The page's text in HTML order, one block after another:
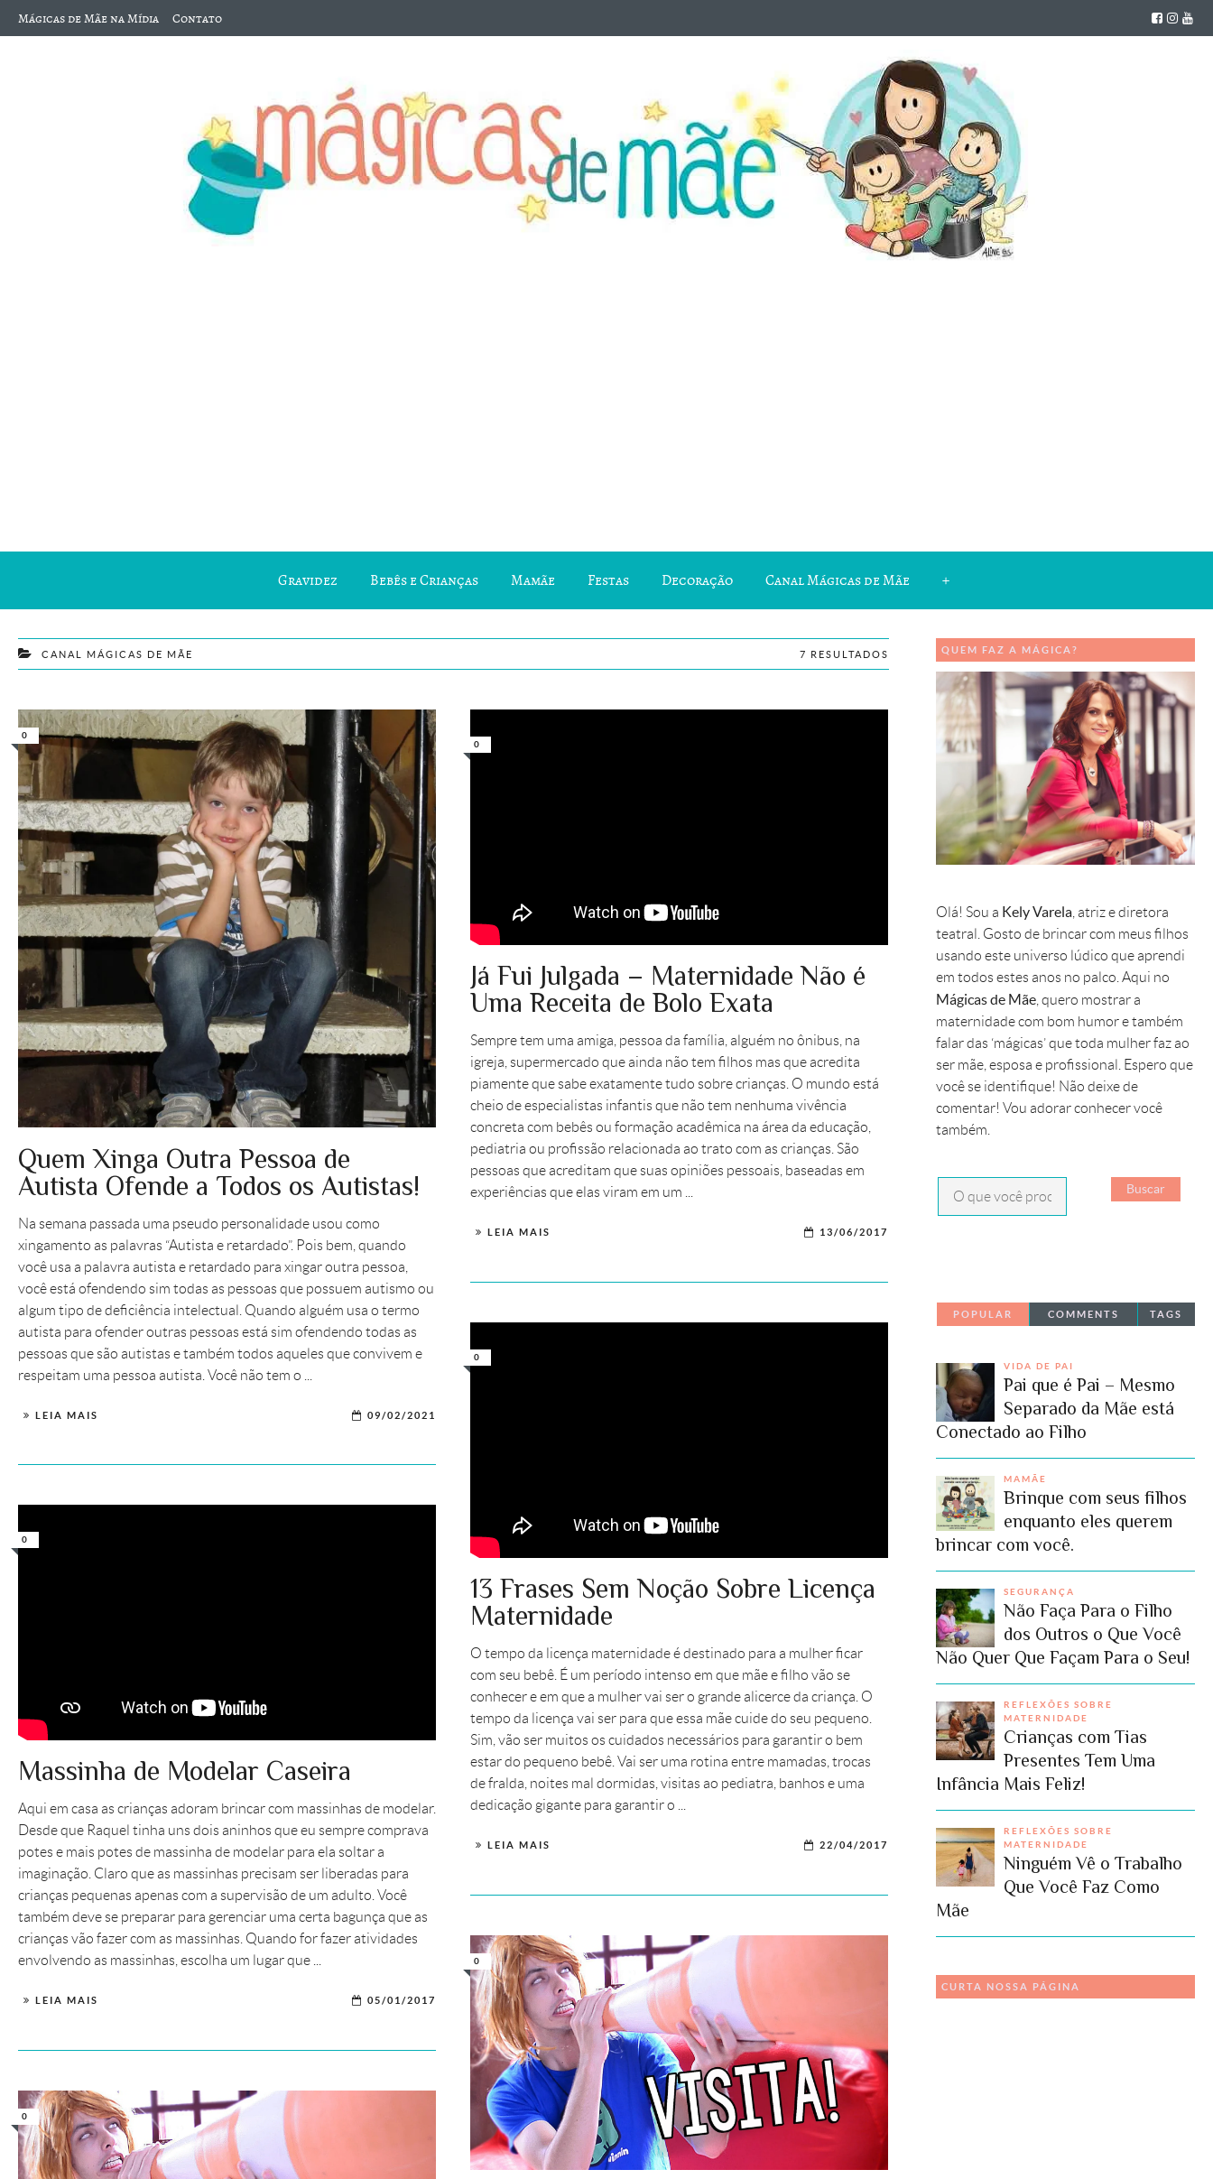
Mágicas de Mãe na Mídia Contato
Gravidez Bebês e Crianças Mamãe Festas Decoração Canal Mágicas de Mãe +
CANAL MÁGICAS DE MÃE 7 RESULTADOS
0
Quem Xinga Outra Pessoa de
Autista Ofende a Todos os Autistas!
Na semana passada uma pseudo personalidade usou como
xingamento as palavras “Autista e retardado”. Pois bem, quando
você usa a palavra autista e retardado para xingar outra pessoa,
você está ofendendo sim todas as pessoas que possuem autismo ou
algum tipo de deficiência intelectual. Quando alguém usa o termo
autista para ofender outras pessoas está sim ofendendo todas as
pessoas que são autistas e também todos aqueles que convivem e
respeitam uma pessoa autista. Você não tem o ...
LEIA MAIS 09/02/2021
0
Já Fui Julgada – Maternidade Não é
Uma Receita de Bolo Exata
Sempre tem uma amiga, pessoa da família, alguém no ônibus, na
igreja, supermercado que ainda não tem filhos mas que acredita
piamente que sabe exatamente tudo sobre crianças. O mundo está
cheio de especialistas infantis que não tem nenhuma vivência
concreta com bebês ou formação acadêmica na área da educação,
pediatria ou profissão relacionada ao trato com as crianças. São
pessoas que acreditam que suas opiniões pessoais, baseadas em
experiências que elas viram em um ...
LEIA MAIS 13/06/2017
0
13 Frases Sem Noção Sobre Licença
Maternidade
O tempo da licença maternidade é destinado para a mulher ficar
com seu bebê. É um período intenso em que mãe e filho vão se
conhecer e em que a mulher vai ser o grande alicerce da criança. O
tempo da licença vai ser para que essa mãe cuide do seu pequeno.
Sim, vão ser muitos os cuidados necessários para garantir o bem
estar do pequeno bebê. Vai ser uma rotina entre mamadas, trocas
de fralda, noites mal dormidas, visitas ao pediatra, banhos e uma
dedicação gigante para garantir o ...
LEIA MAIS 22/04/2017
0
Massinha de Modelar Caseira
Aqui em casa as crianças adoram brincar com massinhas de modelar.
Desde que Raquel tinha uns dois aninhos que eu sempre comprava
potes e mais potes de massinha de modelar para ela soltar a
imaginação. Claro que as massinhas precisam ser liberadas para
crianças pequenas apenas com a supervisão de um adulto. Você
também deve se preparar para gerenciar uma certa bagunça que as
crianças vão fazer com as massinhas. Quando for fazer atividades
envolvendo as massinhas, escolha um lugar que ...
LEIA MAIS 05/01/2017
0
0
QUEM FAZ A MÁGICA?
Olá! Sou a Kely Varela , atriz e diretora
teatral. Gosto de brincar com meus filhos
usando este universo lúdico que aprendi
em todos estes anos no palco. Aqui no
Mágicas de Mãe , quero mostrar a
maternidade com bom humor e também
falar das ‘mágicas’ que toda mulher faz ao
ser mãe, esposa e profissional. Espero que
você se identifique! Não deixe de
comentar! Vou adorar conhecer você
também.
POPULAR COMMENTS TAGS
VIDA DE PAI
Pai que é Pai – Mesmo
Separado da Mãe está
Conectado ao Filho
MAMÃE
Brinque com seus filhos
enquanto eles querem
brincar com você.
SEGURANÇA
Não Faça Para o Filho
dos Outros o Que Você
Não Quer Que Façam Para o Seu!
REFLEXÕES SOBRE
MATERNIDADE
Crianças com Tias
Presentes Tem Uma
Infância Mais Feliz!
REFLEXÕES SOBRE
MATERNIDADE
Ninguém Vê o Trabalho
Que Você Faz Como
Mãe
CURTA NOSSA PÁGINA